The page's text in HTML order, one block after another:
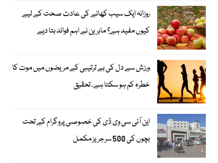
روزانہ ایک سیب کھانے کی عادت صحت کے لیے
کیوں مفید ہے؟ ماہرین نے اہم فوائد بتا دیے
ورزش سے دل کی بے ترتیبی کے مریضوں میں موت کا
خطرہ کم ہو سکتا ہے، تحقیق
این آئی سی وی ڈی کی خصوصی پروگرام کے تحت
بچوں کی 500 سرجریز مکمل